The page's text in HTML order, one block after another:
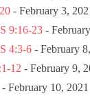
- February 3,
9:16-23 -
4:3-6 - February
12 - February 9,
- February 10, 2021